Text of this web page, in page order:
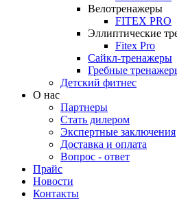
Велотренажеры
FITEX PRO
Эллиптические
Fitex Pro
Сайкл-тренажеры
Гребные
Детский фитнес
О нас
Партнеры
Стать дилером
Экспертные заключения
Доставка и оплата
Вопрос - ответ
Прайс
Новости
Контакты